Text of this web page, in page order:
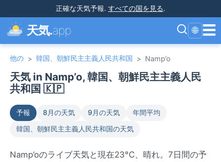
正確な天気予報. すべての国を見る.
天気.app 🌐 ☰
他の > 韓国、朝鮮民主主義人民共和国 > Namp’o
天気 in Namp’o, 韓国、朝鮮民主主義人民
共和国 🇰🇵
予報 8月の天気 9月の天気
年間平均
韓国、朝鮮民主主義人民共和国の天気
Namp’oのライブ天気と現在23°C、晴れ。7日間の予